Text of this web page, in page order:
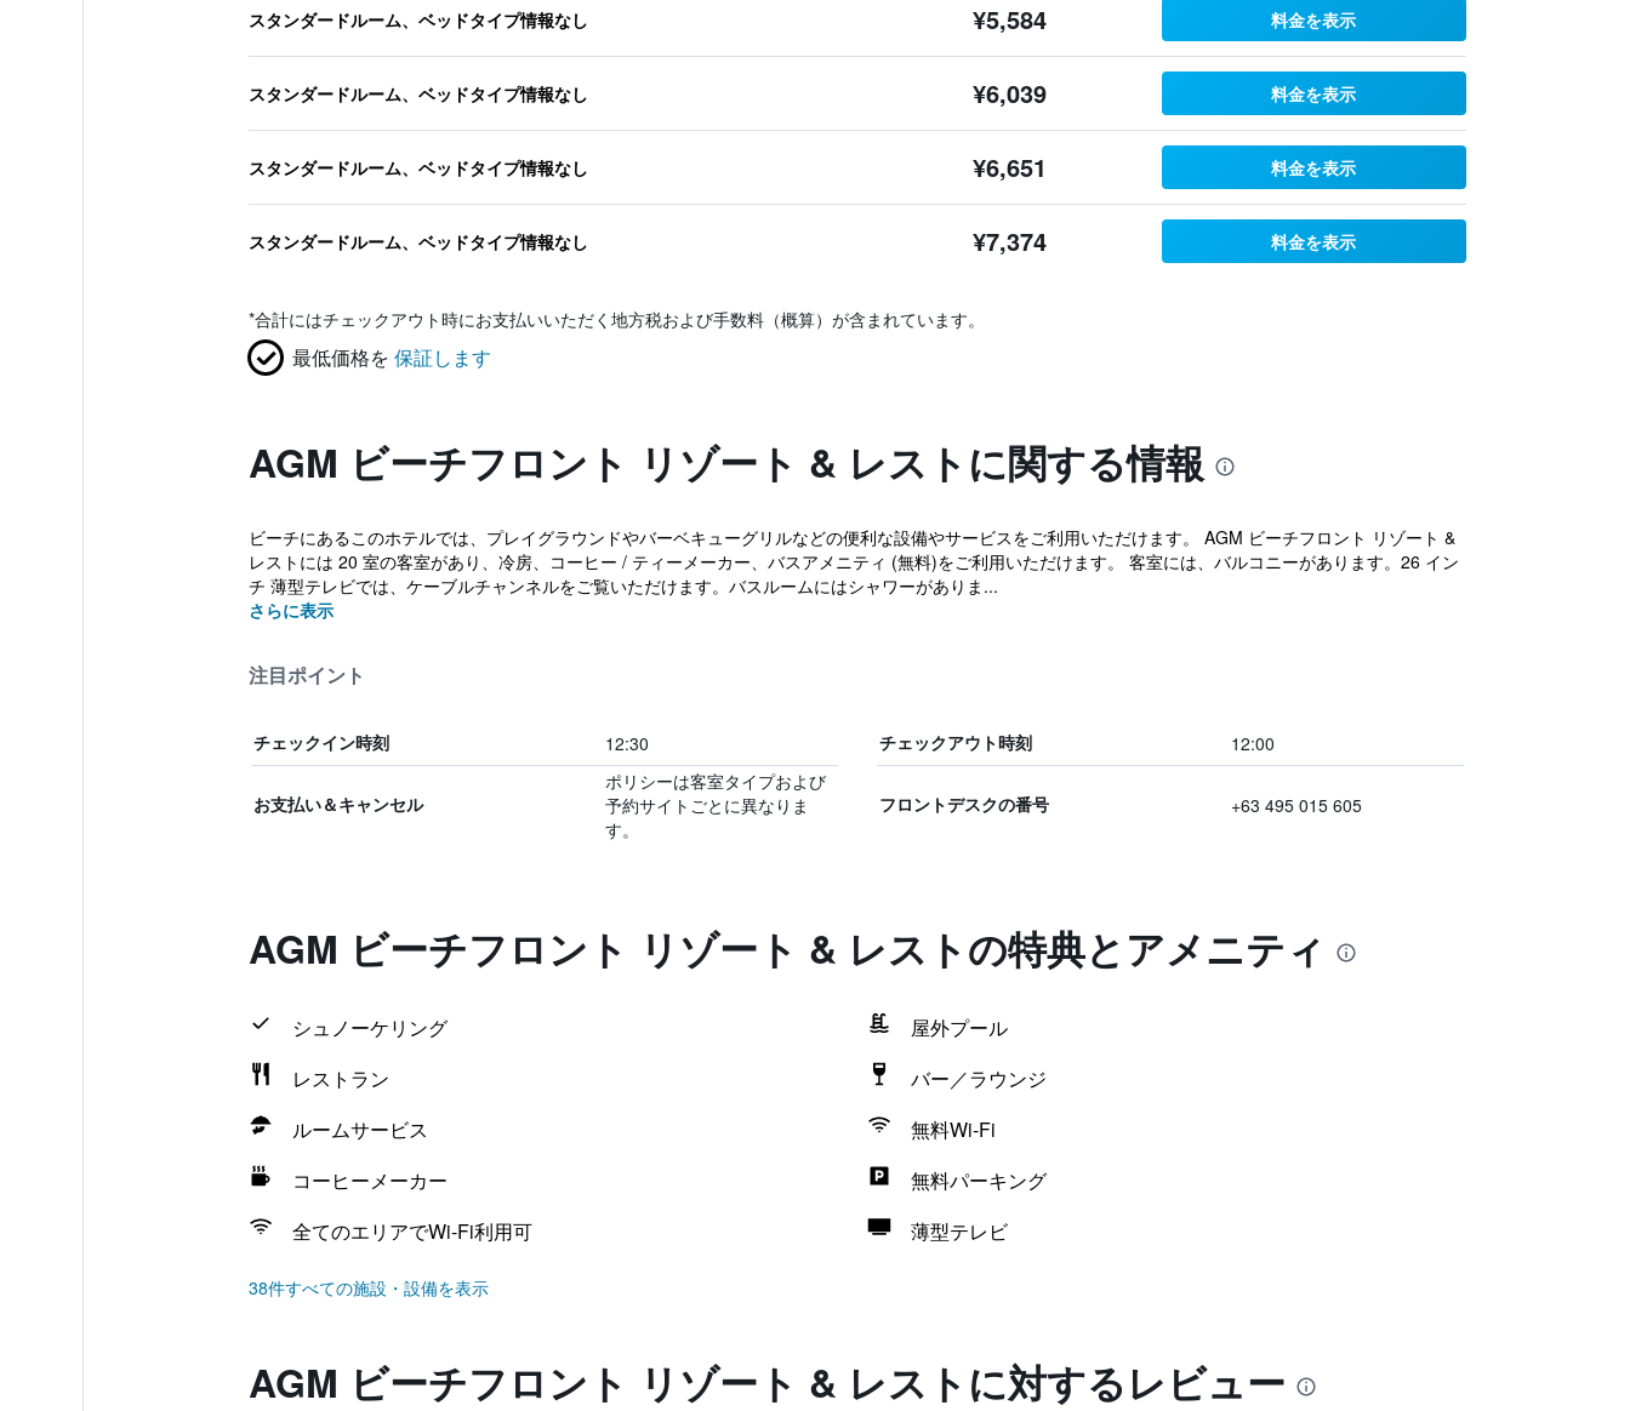
スタンダードルーム、ベッドタイプ情報なし ¥5,584 料金を表示
スタンダードルーム、ベッドタイプ情報なし ¥6,039 料金を表示
スタンダードルーム、ベッドタイプ情報なし ¥6,651 料金を表示
スタンダードルーム、ベッドタイプ情報なし ¥7,374 料金を表示
*合計にはチェックアウト時にお支払いいただく地方税および手数料（概算）が含まれています。
最低価格を 保証します
AGM ビーチフロント リゾート & レストに関する情報
ビーチにあるこのホテルでは、プレイグラウンドやバーベキューグリルなどの便利な設備やサービスをご利用いただけます。 AGM ビーチフロント リゾート &
レストには 20 室の客室があり、冷房、コーヒー / ティーメーカー、バスアメニティ (無料)をご利用いただけます。 客室には、バルコニーがあります。26 イン
チ 薄型テレビでは、ケーブルチャンネルをご覧いただけます。バスルームにはシャワーがありま...
さらに表示
注目ポイント
チェックイン時刻 12:30 チェックアウト時刻 12:00
お支払い＆キャンセル
ポリシーは客室タイプおよび
予約サイトごとに異なりま
す。
フロントデスクの番号 +63 495 015 605
AGM ビーチフロント リゾート & レストの特典とアメニティ
シュノーケリング
屋外プール
レストラン
バー／ラウンジ
ルームサービス
無料Wi-Fi
コーヒーメーカー
無料パーキング
全てのエリアでWi-Fi利用可
薄型テレビ
38件すべての施設・設備を表示
AGM ビーチフロント リゾート & レストに対するレビュー